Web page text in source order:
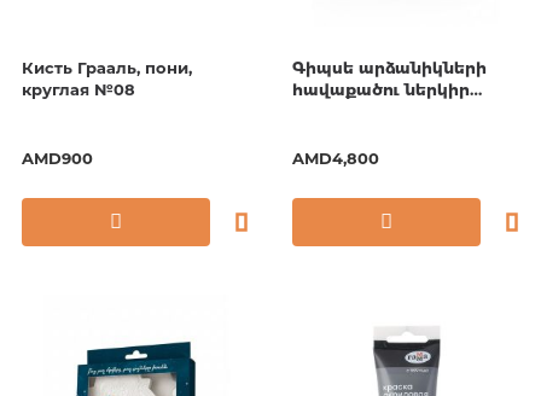
Кисть Грааль, пони,
круглая №08
AMD900
Գիպսե արձանիկների
հավաքածու ներկիր
AMD4,800